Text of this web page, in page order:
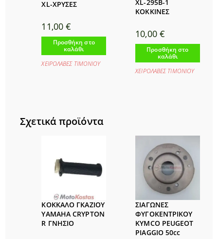
XL-ΧΡΥΣΕΣ
11,00€
Προσθήκη στο
καλάθι
ΧΕΙΡΟΛΑΒΕΣ ΤΙΜΟΝΙΟΥ
XL-295B-1
ΚΟΚΚΙΝΕΣ
10,00 €
Προσθήκη στο
καλάθι
ΧΕΙΡΟΛΑΒΕΣ ΤΙΜΟΝΙΟΥ
Σχετικά προϊόντα
ΚΟΚΚΑΛΟ ΓΚΑΖΙΟΥ
YAMAHA CRYPTON
R ΓΝΗΣΙΟ
ΣΙΑΓΩΝΕΣ
ΦΥΓΟΚΕΝΤΡΙΚΟΥ
KYMCO PEUGEOT
PIAGGIO 50cc